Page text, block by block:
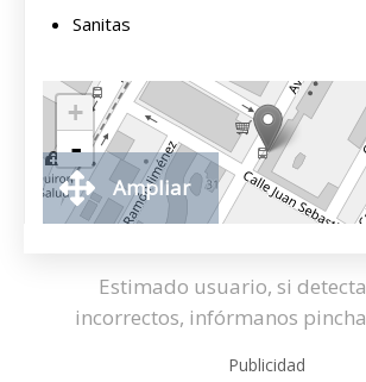
Sanitas
+
-
Ampliar
Estimado usuario, si
incorrectos, infórmanos
Publicidad